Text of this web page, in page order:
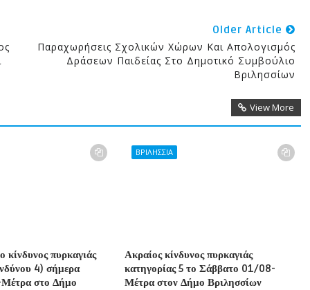
Older Article
Παραχωρήσεις Σχολικών Χώρων Και Απολογισμός
Δράσεων Παιδείας Στο Δημοτικό Συμβούλιο
Βριλησσίων
View More
κίνδυνος πυρκαγιάς
4) σήμερα
στο Δήμο
ΒΡΙΛΗΣΣΙΑ
Ακραίος κίνδυνος πυρκαγιάς
κατηγορίας 5 το Σάββατο 01/08-
Μέτρα στον Δήμο Βριλησσίων